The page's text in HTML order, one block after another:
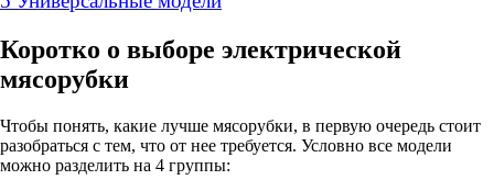
Коротко о выборе электрической
мясорубки
Чтобы понять, какие лучше мясорубки, в первую очередь стоит
разобраться с тем, что от нее требуется. Условно все модели
можно разделить на 4 группы: